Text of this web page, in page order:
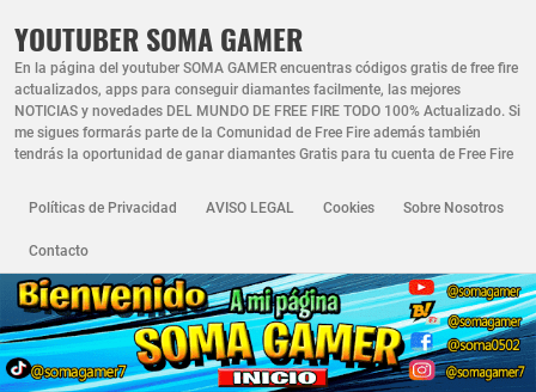
YOUTUBER SOMA GAMER
En la página del youtuber SOMA GAMER encuentras códigos gratis de free fire
actualizados, apps para conseguir diamantes facilmente, las mejores
NOTICIAS y novedades DEL MUNDO DE FREE FIRE TODO 100% Actualizado. Si
me sigues formarás parte de la Comunidad de Free Fire además también
tendrás la oportunidad de ganar diamantes Gratis para tu cuenta de Free Fire
Políticas de Privacidad AVISO LEGAL Cookies Sobre Nosotros
Contacto